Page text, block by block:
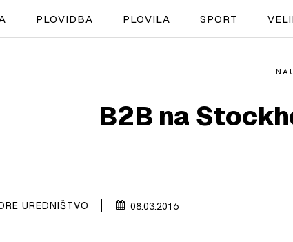
PLOVIDBA PLOVILA SPORT
B2B na
UREDNIŠTVO 08.03.2016